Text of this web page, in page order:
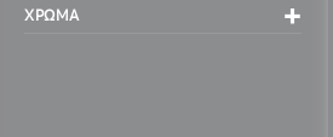
ΧΡΏΜΑ